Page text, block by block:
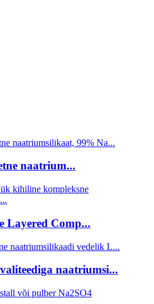
naatrium...
Layered Comp...
naatriumsi...